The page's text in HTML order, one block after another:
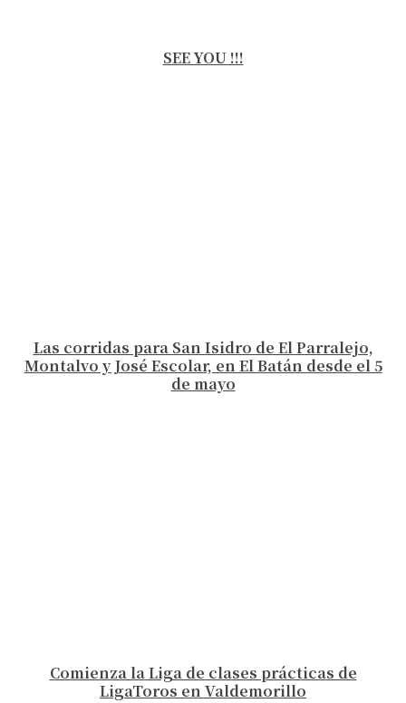
SEE YOU !!!
Las corridas para San Isidro de El Parralejo,
Montalvo y José Escolar, en El Batán desde el 5
de mayo
Comienza la Liga de clases prácticas de
LigaToros en Valdemorillo